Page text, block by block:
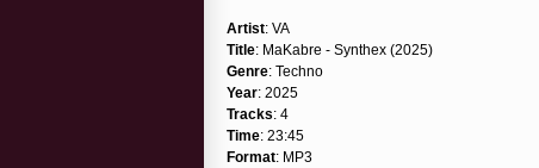
Artist: VA
Title: MaKabre - Synthex (2025)
Genre: Techno
Year: 2025
Tracks: 4
Time: 23:45
Format: MP3